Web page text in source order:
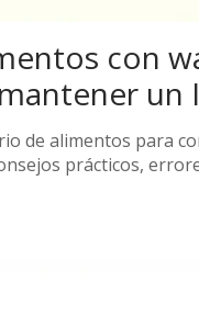
con
un
de alimentos para
prácticos,